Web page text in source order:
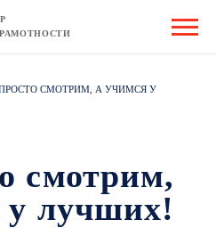
СМОТРИМ, А УЧИМСЯ У
смотрим,
у лучших!